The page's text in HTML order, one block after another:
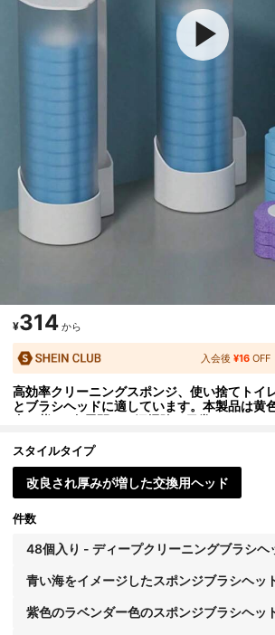
¥314 から
入会後¥16 OFF
高効率クリーニングスポンジ、使い捨てトイ
とブラシヘッドに適しています。本製品は黄色
青、紫の3色展開で、深掃除や日常のバスルー
ーの詰め替えパック、使い捨てトイレブラシ
バスタブ、床、排水口、トイレの洗浄に使え
ニングスポンジが含まれています。トイレブ
を汚さず、耐久性のある素材で高効率です。
スタイルタイプ
改良され厚みが増した交換用ヘッド
件数
48個入り - ディープクリーニングブラシヘ
青い海をイメージしたスポンジブラシヘッ
紫色のラベンダー色のスポンジブラシヘッ